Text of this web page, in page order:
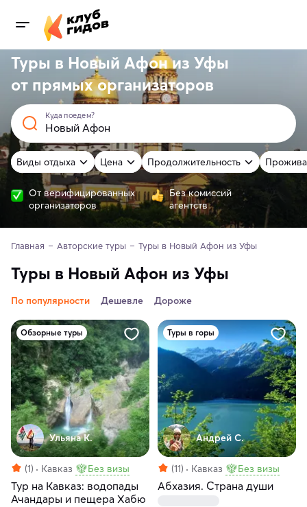
Туры в Новый Афон из Уфы
от прямыхорганизаторов
Куда поедем?
Виды отдыха Цена Продолжительность
От верифицированных
организаторов
Без комиссий
агентств
Главная Авторские туры Туры в Новый Афон из Уфы
Туры в Новый Афон из Уфы
По популярности Дешевле Дороже
Обзорные туры
Ульяна К.
(1) Кавказ Без визы
Тур на Кавказ: водопады
Ачандары и пещера Хабю
Туры в горы
Андрей С.
(11) Кавказ Без визы
Абхазия. Страна души